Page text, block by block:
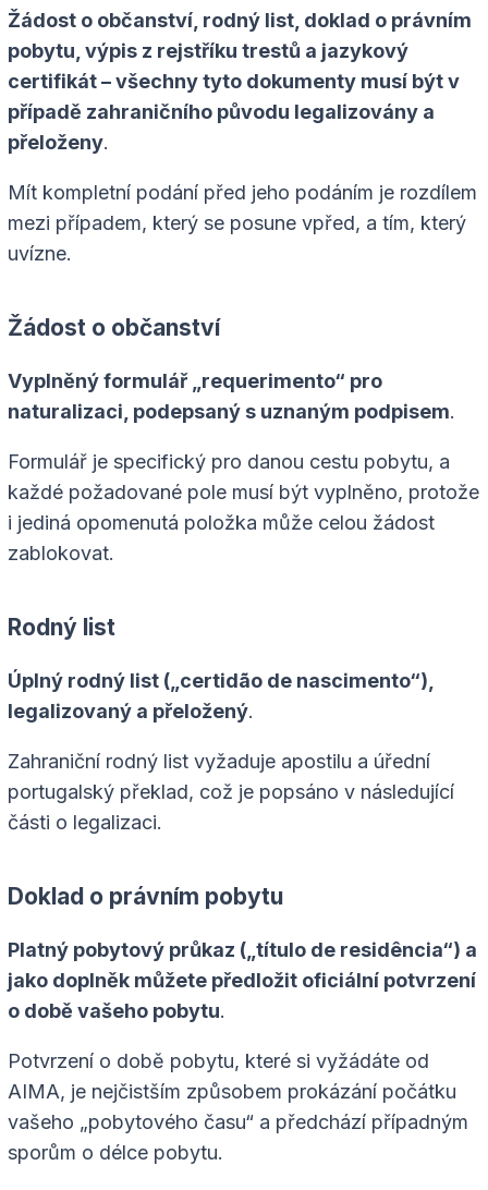
Žádost o občanství, rodný list, doklad o právním
pobytu, výpis z rejstříku trestů a jazykový
certifikát – všechny tyto dokumenty musí být v
případě zahraničního původu legalizovány a
přeloženy.
Mít kompletní podání před jeho podáním je rozdílem
mezi případem, který se posune vpřed, a tím, který
uvízne.
Žádost o občanství
Vyplněný formulář „requerimento“ pro
naturalizaci, podepsaný s uznaným podpisem.
Formulář je specifický pro danou cestu pobytu, a
každé požadované pole musí být vyplněno, protože
i jediná opomenutá položka může celou žádost
zablokovat.
Rodný list
Úplný rodný list („certidão de nascimento“),
legalizovaný a přeložený.
Zahraniční rodný list vyžaduje apostilu a úřední
portugalský překlad, což je popsáno v následující
části o legalizaci.
Doklad o právním pobytu
Platný pobytový průkaz („título de residência“) a
jako doplněk můžete předložit oficiální potvrzení
o době vašeho pobytu.
Potvrzení o době pobytu, které si vyžádáte od
AIMA, je nejčistším způsobem prokázání počátku
vašeho „pobytového času“ a předchází případným
sporům o délce pobytu.